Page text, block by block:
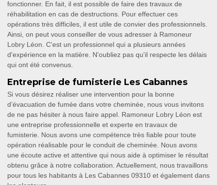
fonctionner. En fait, il est possible de faire des travaux de
réhabilitation en cas de destructions. Pour effectuer ces
opérations très difficiles, il est utile de convier des professionnels.
Ainsi, on peut vous conseiller de vous adresser à Ramoneur
Lobry Léon. C'est un professionnel qui a plusieurs années
d'expérience en la matière. N'oubliez pas qu'il respecte les délais
qui ont été convenus.
Entreprise de fumisterie Les Cabannes
Si vous désirez réaliser une intervention pour la bonne
d’évacuation de fumée dans votre cheminée, nous vous invitons
de ne pas hésiter à nous faire appel. Ramoneur Lobry Léon est
une entreprise professionnelle et experte en travaux de
fumisterie. Nous avons une compétence très fiable pour toute
opération réalisable pour le conduit de cheminée. Nous avons
une écoute active et attentive qui nous aide à optimiser le résultat
obtenu grâce à notre collaboration. Actuellement, nous travaillons
pour tous les habitants à Les Cabannes 09310 et également dans